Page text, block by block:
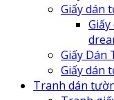
Giấy dán
Giấy Dán
Giấy dán
Tranh dán